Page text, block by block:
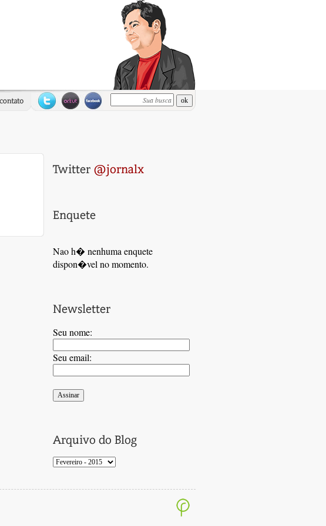
Nao h� nenhuma enquete
dispon�vel no momento.
Seu nome:
Seu email: